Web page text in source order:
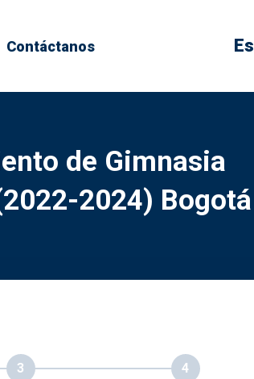
Contáctanos Es
de Gimnasia
2024) Bogotá
3 4